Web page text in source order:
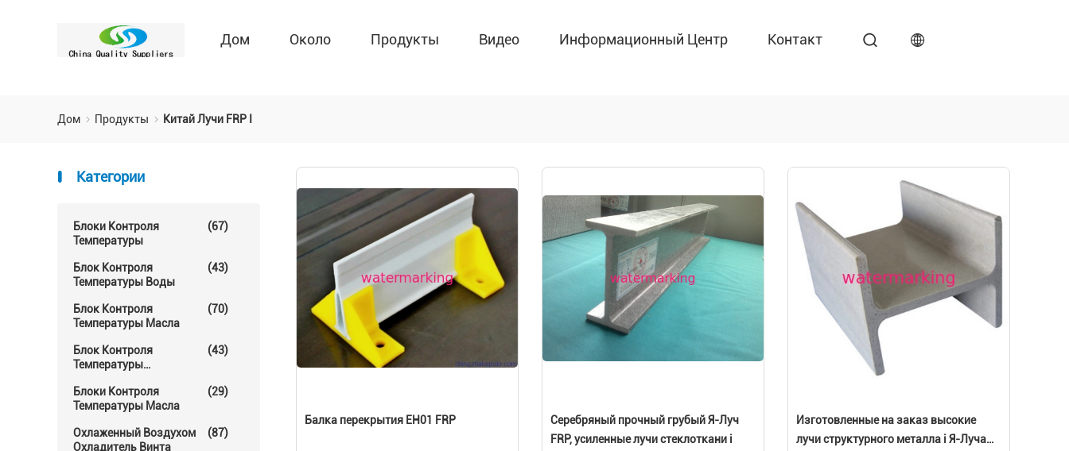
Дом Около Продукты Видео Информационный Центр Контакт
Дом Продукты Китай Лучи FRP I
Категории
Блоки Контроля
Температуры
(67)
Блок Контроля
Температуры Воды
(43)
Блок Контроля
Температуры Масла
(70)
Блок Контроля
Температуры
(43)
Блоки Контроля
Температуры Масла
(29)
Охлаженный Воздухом
Охладитель Винта
(87)
Балка перекрытия EH01 FRP
Серебряный прочный грубый Я-Луч
FRP, усиленные лучи стеклоткани i
Изготовленные на заказ высокие
лучи структурного металла i Я-Луча